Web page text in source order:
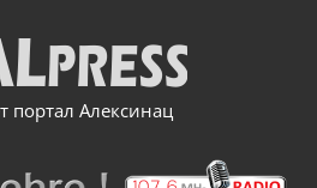
портал Алексинац